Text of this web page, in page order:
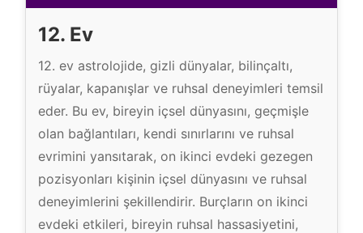
c
12. Ev
12. ev astrolojide, gizli dünyalar, bilinçaltı,
rüyalar, kapanışlar ve ruhsal deneyimleri temsil
eder. Bu ev, bireyin içsel dünyasını, geçmişle
olan bağlantıları, kendi sınırlarını ve ruhsal
evrimini yansıtarak, on ikinci evdeki gezegen
pozisyonları kişinin içsel dünyasını ve ruhsal
deneyimlerini şekillendirir. Burçların on ikinci
evdeki etkileri, bireyin ruhsal hassasiyetini,